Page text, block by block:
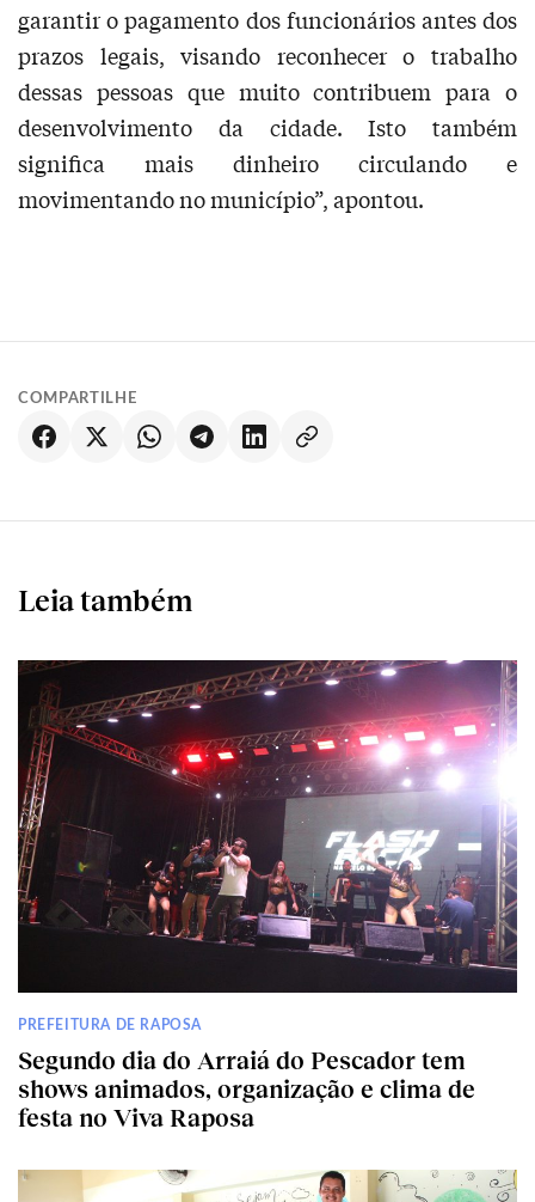
garantir o pagamento dos funcionários antes dos
prazos legais, visando reconhecer o trabalho
dessas pessoas que muito contribuem para o
desenvolvimento da cidade. Isto também
significa mais dinheiro circulando e
movimentando no município”, apontou.
COMPARTILHE
Leia também
PREFEITURA DE RAPOSA
Segundo dia do Arraiá do Pescador tem
shows animados, organização e clima de
festa no Viva Raposa